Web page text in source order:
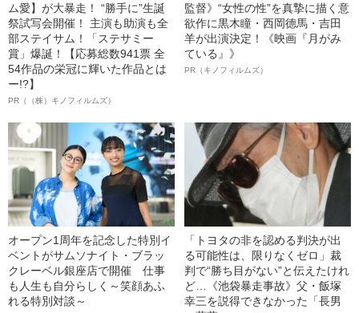
ム愛】が大暴走！ “勝手に”生誕
祭試写会開催！ 主演も助演も全
部ステイサム！「ステサミー
賞」爆誕！【応募総数941票 全
54作品の栄冠に輝いた作品とは
ー!?】
PR（（株）キノフィルムズ）
監督》“女性の性”を真摯に描く意
欲作に黒木瞳・西岡德馬・吉田
羊が出演決定！《映画『月がみ
ている』》
PR（キノフィルムズ）
オープン1周年を記念した特別イ
ベントがサムソナイト・ブラッ
クレーベル銀座店で開催 仕事
も人生も自分らしく～笑顔あふ
れる特別対談～
「トヨタの非を認める判決が出
る可能性は、限りなくゼロ」裁
判で“勝ち目がない”と伝えたけれ
ど…《池袋暴走事故》父・飯塚
幸三を説得できなかった「長男